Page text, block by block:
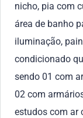
nicho, pia com
área de banho
iluminação,
condicionado
sendo 01 com
02 com
estudos com ar